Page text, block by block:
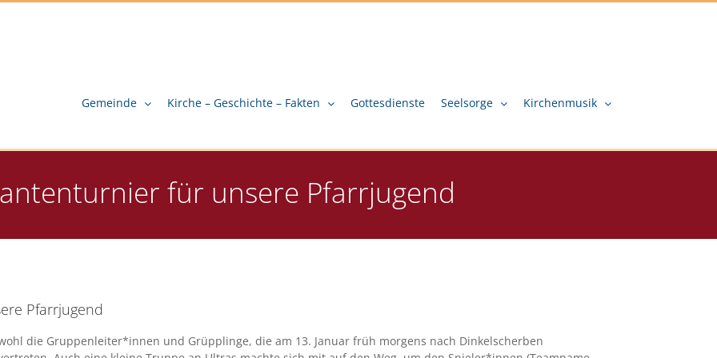
Gemeinde Kirche – Geschichte – Fakten Gottesdienste Seelsorge Kirchenmusik
für unsere Pfarrjugend
Pfarrjugend
die Gruppenleiter*innen und Grüpplinge, die am 13. Januar früh morgens nach Dinkelscherben